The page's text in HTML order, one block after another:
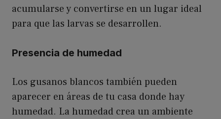
acumularse y convertirse en un lugar ideal
para que las larvas se desarrollen.
Presencia de humedad
Los gusanos blancos también pueden
aparecer en áreas de tu casa donde hay
humedad. La humedad crea un ambiente